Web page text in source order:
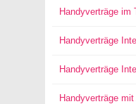
Handyverträge im
Handyverträge
Handyverträge
Handyverträge